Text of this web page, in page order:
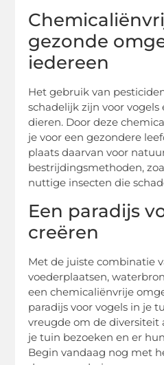
gezonde
iedereen
Het gebruik van
schadelijk zijn voor
dieren. Door deze
je voor een gezondere
plaats daarvan voor
bestrijdingsmethoden,
nuttige insecten die
Een paradijs
creëren
Met de juiste combinatie
voederplaatsen,
een chemicaliënvrije
paradijs voor vogels in je
vreugde om de diversiteit
je tuin bezoeken en er
Begin vandaag nog met